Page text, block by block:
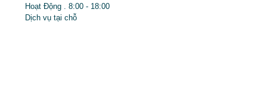
Hoạt Động . 8:00 - 18:00
Dịch vụ tại chỗ